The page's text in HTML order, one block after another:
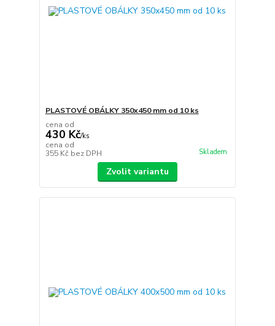
PLASTOVÉ OBÁLKY 350x450 mm od 10 ks
cena od
430 Kč/ks
cena od
355 Kč bez DPH Skladem
Zvolit variantu